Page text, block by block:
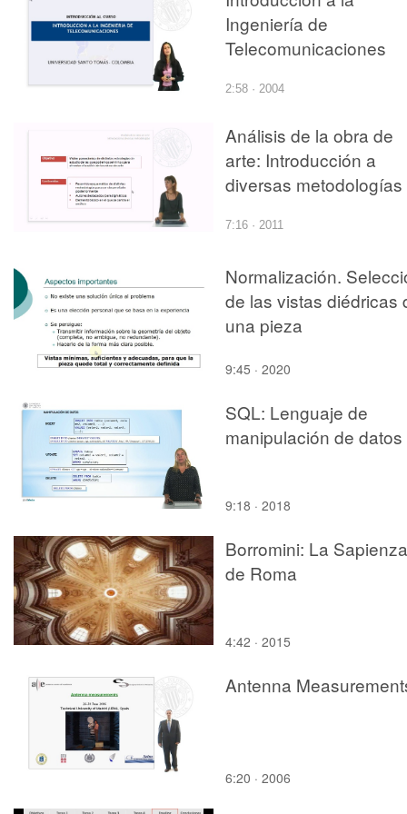
Ingeniería de
Telecomunicaciones
2:58 · 2004
Análisis de la obra de
arte: Introducción a
diversas metodologías
7:16 · 2011
Normalización.
de las vistas diédricas
una pieza
9:45 · 2020
SQL: Lenguaje de
manipulación de datos
9:18 · 2018
Borromini: La Sapienza
de Roma
4:42 · 2015
Antenna
6:20 · 2006